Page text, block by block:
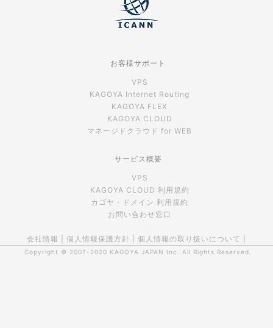
お客様サポート
VPS
KAGOYA Internet Routing
KAGOYA FLEX
KAGOYA CLOUD
マネージドクラウド for WEB
サービス概要
VPS
KAGOYA CLOUD 利用規約
カゴヤ・ドメイン 利用規約
お問い合わせ窓口
会社情報 個人情報保護方針 個人情報の取り扱いについて
Copyright © 2007-2020 KAGOYA JAPAN Inc. All Rights Reserved.